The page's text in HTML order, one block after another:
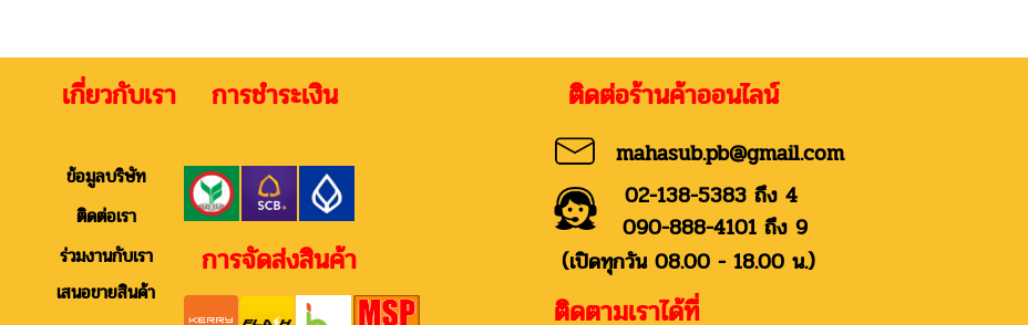
เกี่ยวกับเรา การชำระเงิน ติดต่อร้านค้าออนไลน์
ข้อมูลบริษัท
ติดต่อเรา
ร่วมงานกับเรา
เสนอขายสินค้า
การจัดส่งสินค้า
mahasub.pb@gmail.com
02-138-5383 ถึง 4
090-888-4101 ถึง 9
(เปิดทุกวัน 08.00 - 18.00 น.)
ติดตามเราได้ที่